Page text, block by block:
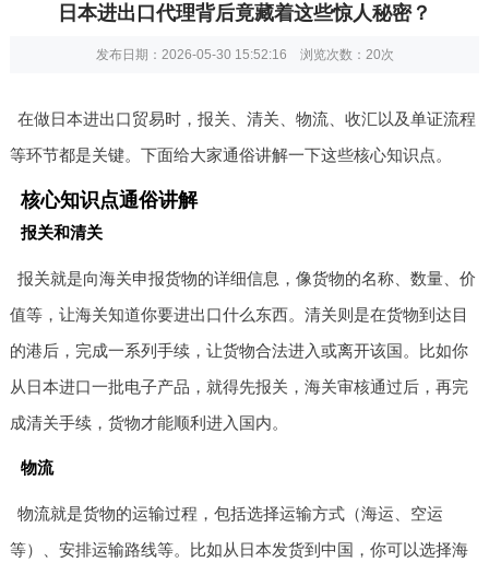
日本进出口代理背后竟藏着这些惊人秘密？
发布日期：2026-05-30 15:52:16 浏览次数： 20次
在做日本进出口贸易时，报关、清关、物流、收汇以及单证流程
等环节都是关键。下面给大家通俗讲解一下这些核心知识点。
核心知识点通俗讲解
报关和清关
报关就是向海关申报货物的详细信息，像货物的名称、数量、价
值等，让海关知道你要进出口什么东西。清关则是在货物到达目
的港后，完成一系列手续，让货物合法进入或离开该国。比如你
从日本进口一批电子产品，就得先报关，海关审核通过后，再完
成清关手续，货物才能顺利进入国内。
物流
物流就是货物的运输过程，包括选择运输方式（海运、空运
等）、安排运输路线等。比如从日本发货到中国，你可以选择海